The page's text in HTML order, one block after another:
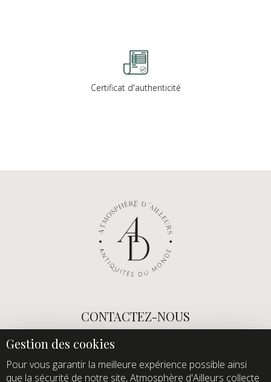
Certificat d'authenticité
CONTACTEZ-NOUS
info@atmospheredailleurs.com
Tel :
+33 (0)1 60 12 68 26
Domaine de Quincampoix
Pour vous garantir la meilleure expérience possible ainsi
que la sécurité de notre site, Atmosphère d'Ailleurs collecte